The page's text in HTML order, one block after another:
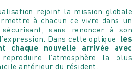
rejoint la mission globale
à chacun de vivre dans un
sans renoncer à son
Dans cette optique, les
chaque nouvelle arrivée avec
l’atmosphère la plus
antérieur du résident.